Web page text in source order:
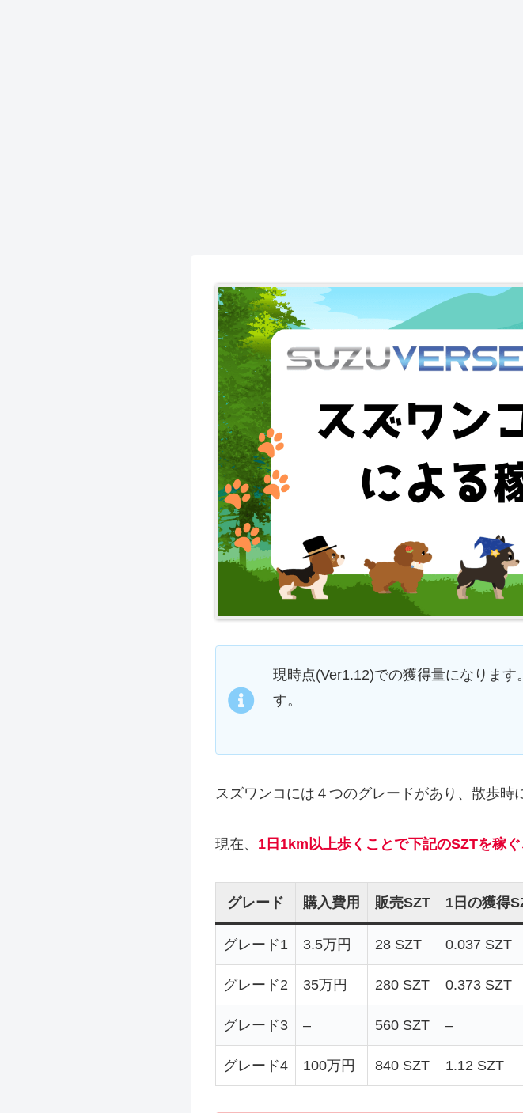
現時点(Ver1.12)での獲得量になりま
す。
スズワンコには４つのグレードがあり、散歩時
現在、 1日1km以上歩くことで下記のSZTを稼
グレード 購入費用 販売SZT 1日の獲得
グレード1 3.5万円 28 SZT 0.037 SZT
グレード2 35万円 280 SZT 0.373 SZT
グレード3 – 560 SZT –
グレード4 100万円 840 SZT 1.12 SZT